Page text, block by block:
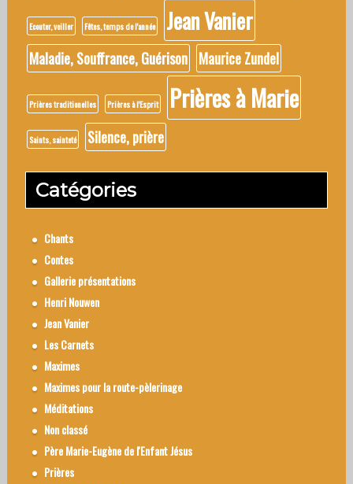
Ecouter, veiller Fêtes, temps de l'année Jean Vanier
Maladie, Souffrance, Guérison Maurice Zundel
Prières traditionelles Prières à l'Esprit Prières à Marie
Saints, sainteté Silence, prière
Catégories
Chants
Contes
Gallerie présentations
Henri Nouwen
Jean Vanier
Les Carnets
Maximes
Maximes pour la route-pèlerinage
Méditations
Non classé
Père Marie-Eugène de l'Enfant Jésus
Prières